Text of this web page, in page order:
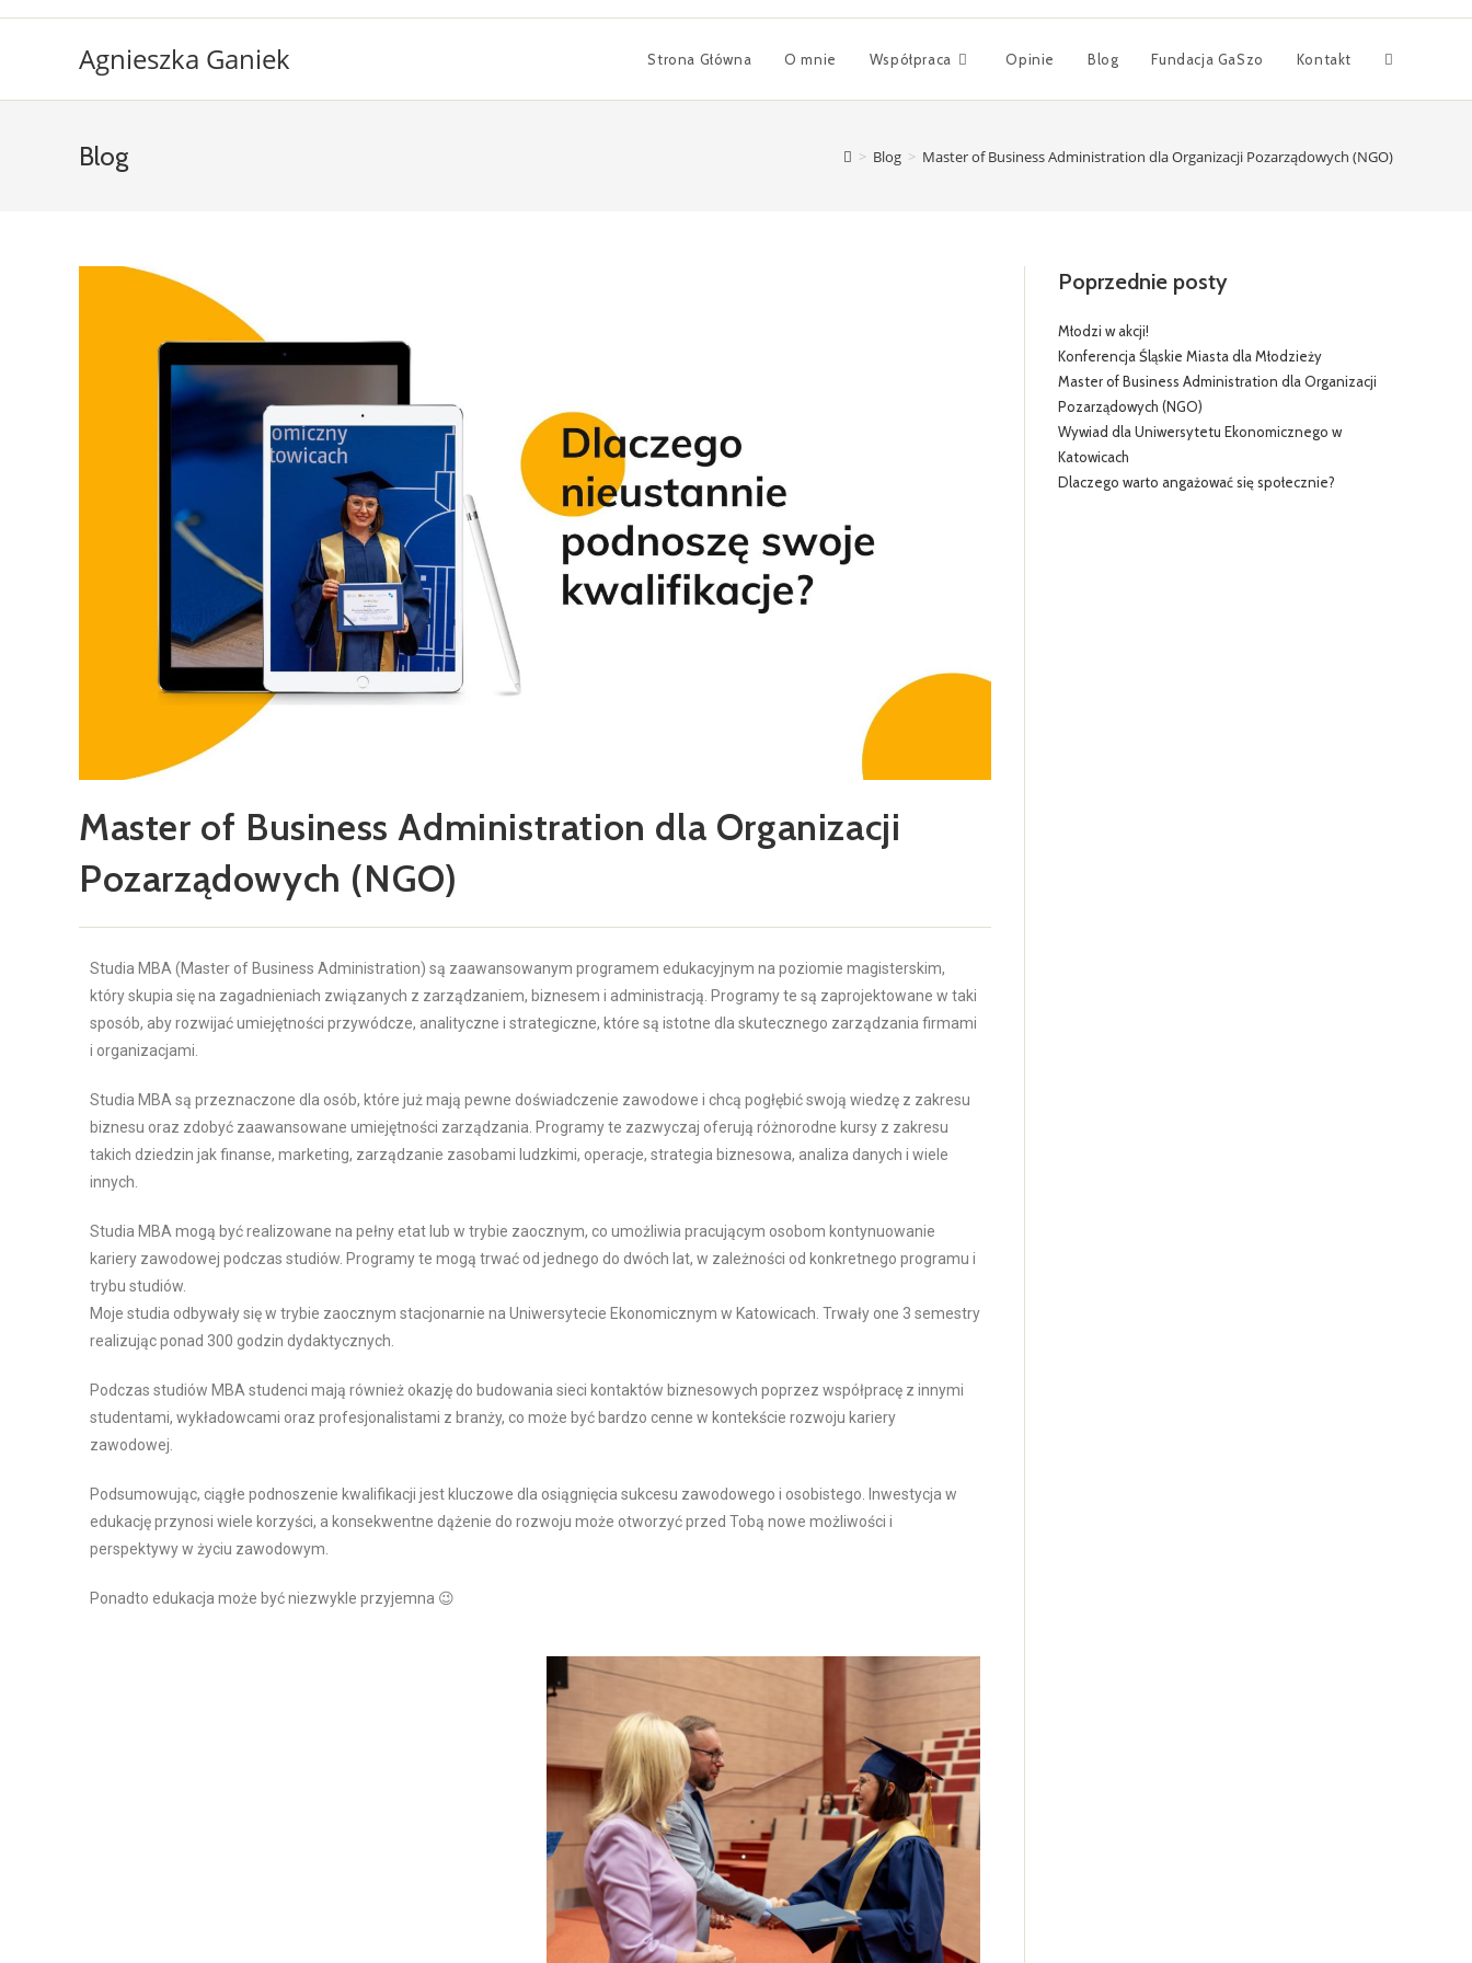
Agnieszka Ganiek Strona Główna O mnie Współpraca Opinie Blog Fundacja GaSzo Kontakt
Blog > Blog > Master of Business Administration dla Organizacji Pozarządowych (NGO)
Master of Business Administration dla Organizacji
Pozarządowych (NGO)
Studia MBA (Master of Business Administration) są zaawansowanym programem edukacyjnym na poziomie magisterskim,
który skupia się na zagadnieniach związanych z zarządzaniem, biznesem i administracją. Programy te są zaprojektowane w taki
sposób, aby rozwijać umiejętności przywódcze, analityczne i strategiczne, które są istotne dla skutecznego zarządzania firmami
i organizacjami.
Studia MBA są przeznaczone dla osób, które już mają pewne doświadczenie zawodowe i chcą pogłębić swoją wiedzę z zakresu
biznesu oraz zdobyć zaawansowane umiejętności zarządzania. Programy te zazwyczaj oferują różnorodne kursy z zakresu
takich dziedzin jak finanse, marketing, zarządzanie zasobami ludzkimi, operacje, strategia biznesowa, analiza danych i wiele
innych.
Studia MBA mogą być realizowane na pełny etat lub w trybie zaocznym, co umożliwia pracującym osobom kontynuowanie
kariery zawodowej podczas studiów. Programy te mogą trwać od jednego do dwóch lat, w zależności od konkretnego programu i
trybu studiów.
Moje studia odbywały się w trybie zaocznym stacjonarnie na Uniwersytecie Ekonomicznym w Katowicach. Trwały one 3 semestry
realizując ponad 300 godzin dydaktycznych.
Podczas studiów MBA studenci mają również okazję do budowania sieci kontaktów biznesowych poprzez współpracę z innymi
studentami, wykładowcami oraz profesjonalistami z branży, co może być bardzo cenne w kontekście rozwoju kariery
zawodowej.
Podsumowując, ciągłe podnoszenie kwalifikacji jest kluczowe dla osiągnięcia sukcesu zawodowego i osobistego. Inwestycja w
edukację przynosi wiele korzyści, a konsekwentne dążenie do rozwoju może otworzyć przed Tobą nowe możliwości i
perspektywy w życiu zawodowym.
Ponadto edukacja może być niezwykle przyjemna 😉
Poprzednie posty
Młodzi w akcji!
Konferencja Śląskie Miasta dla Młodzieży
Master of Business Administration dla Organizacji
Pozarządowych (NGO)
Wywiad dla Uniwersytetu Ekonomicznego w
Katowicach
Dlaczego warto angażować się społecznie?